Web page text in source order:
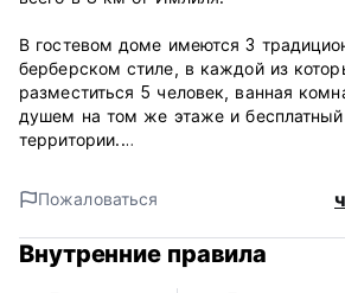
В гостевом доме имеются 3
берберском стиле, в каждой из
разместиться 5 человек, ванная
душем на том же этаже и бесплатный
территории.
Хамид, хозяин, — профессиональный
чем 25-летним опытом, который
всему региону по очень
Во все заказы включен завтрак с
Пожаловаться
Внутренние правила